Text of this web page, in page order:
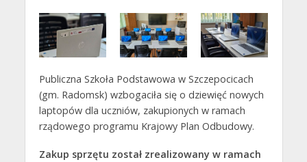
Publiczna Szkoła Podstawowa w Szczepocicach
(gm. Radomsk) wzbogaciła się o dziewięć nowych
laptopów dla uczniów, zakupionych w ramach
rządowego programu Krajowy Plan Odbudowy.
Zakup sprzętu został zrealizowany w ramach